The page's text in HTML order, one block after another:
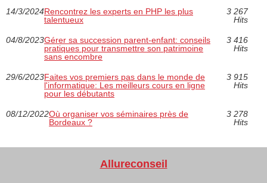
14/3/2024Rencontrez les experts en PHP les plus
talentueux
3 267
Hits
04/8/2023Gérer sa succession parent-enfant: conseils
pratiques pour transmettre son patrimoine
sans encombre
3 416
Hits
29/6/2023Faites vos premiers pas dans le monde de
l'informatique: Les meilleurs cours en ligne
pour les débutants
3 915
Hits
08/12/2022Où organiser vos séminaires près de
Bordeaux ?
3 278
Hits
Allureconseil